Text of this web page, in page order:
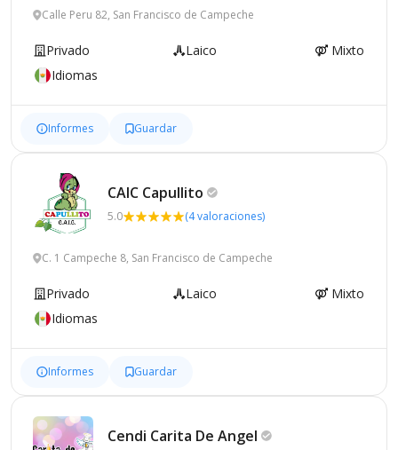
Calle Peru 82, San Francisco de Campeche
Privado Laico
Mixto
Idiomas
Informes Guardar
CAIC Capullito
5.0 (4 valoraciones)
C. 1 Campeche 8, San Francisco de Campeche
Privado Laico
Mixto
Idiomas
Informes Guardar
Cendi Carita De Angel